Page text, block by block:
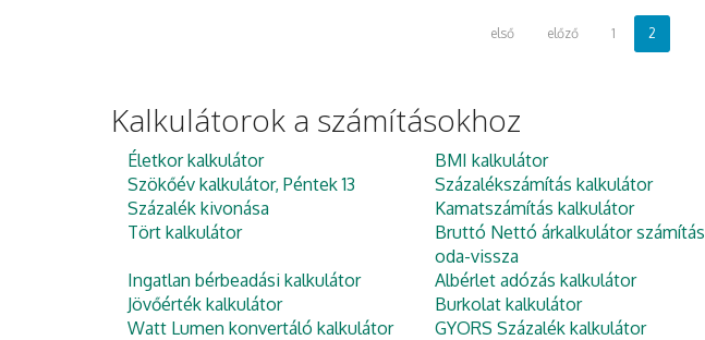
első előző 1 2
Kalkulátorok a számításokhoz
Életkor kalkulátor BMI kalkulátor
Szökőév kalkulátor, Péntek 13
Százalékszámítás kalkulátor
Százalék kivonása
Kamatszámítás kalkulátor
Tört kalkulátor
Bruttó Nettó árkalkulátor számítás
oda-vissza
Ingatlan bérbeadási kalkulátor Albérlet adózás kalkulátor
Jövőérték kalkulátor
Burkolat kalkulátor
Watt Lumen konvertáló kalkulátor
GYORS Százalék kalkulátor